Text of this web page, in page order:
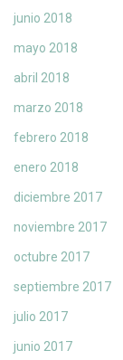
junio 2018
mayo 2018
abril 2018
marzo 2018
febrero 2018
enero 2018
diciembre 2017
noviembre 2017
octubre 2017
septiembre 2017
julio 2017
junio 2017